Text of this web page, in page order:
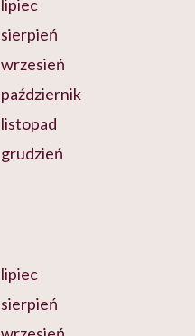
lipiec
sierpień
wrzesień
październik
listopad
grudzień
lipiec
sierpień